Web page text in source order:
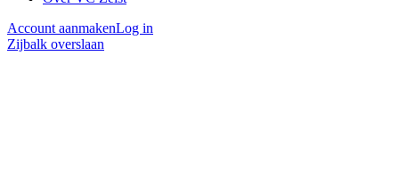
Account aanmakenLog in
Zijbalk overslaan